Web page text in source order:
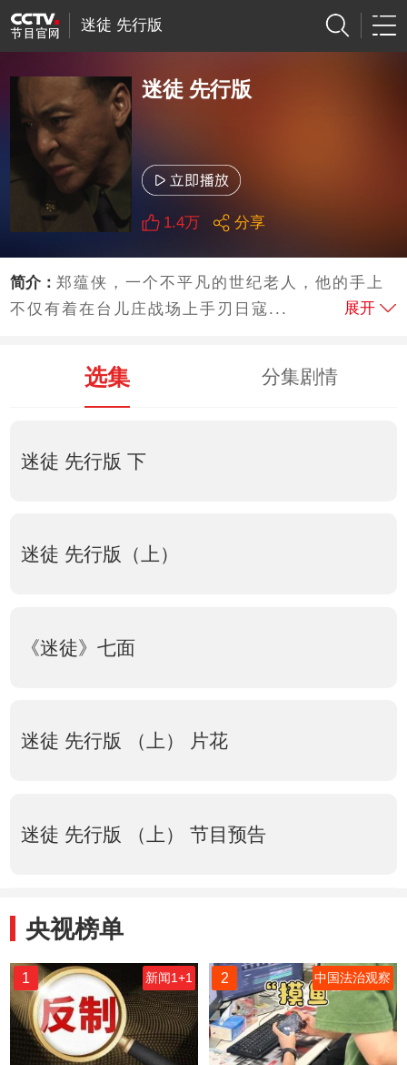
迷徒 先行版
迷徒 先行版
1.4万 分享
简介：郑蕴侠，一个不平凡的世纪老人，他的手上
不仅有着在台儿庄战场上手刃日寇...
展开
选集 分集剧情
迷徒 先行版 下
迷徒 先行版（上）
《迷徒》七面
迷徒 先行版 （上） 片花
迷徒 先行版 （上） 节目预告
央视榜单
1 新闻1+1 2 中国法治观察